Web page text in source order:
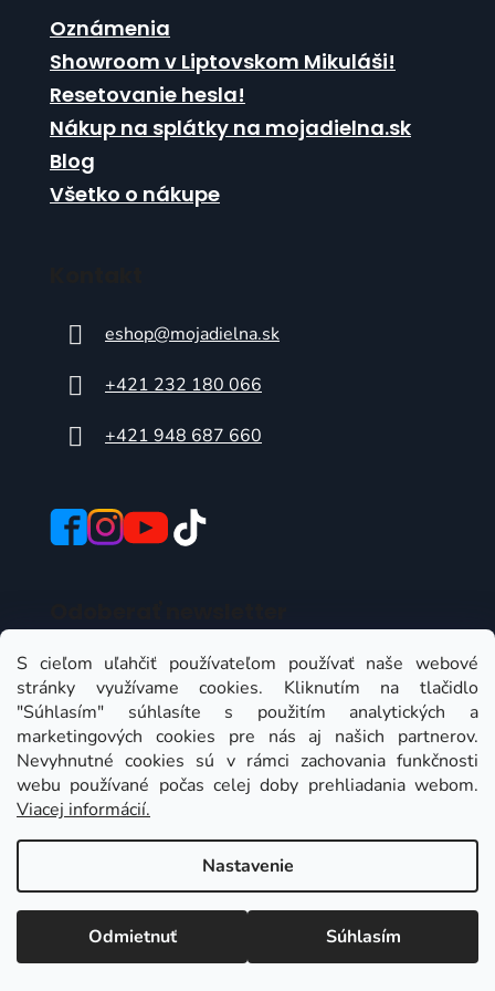
S cieľom uľahčiť používateľom používať naše webové
stránky využívame cookies. Kliknutím na tlačidlo
"Súhlasím" súhlasíte s použitím analytických a
marketingových cookies pre nás aj našich partnerov.
Nevyhnutné cookies sú v rámci zachovania funkčnosti
webu používané počas celej doby prehliadania webom.
Viacej informácií.
Nastavenie
Odmietnuť Súhlasím
Oznámenia
Showroom v Liptovskom Mikuláši!
Resetovanie hesla!
Nákup na splátky na mojadielna.sk
Blog
Všetko o nákupe
eshop@mojadielna.sk
+421 232 180 066
+421 948 687 660
Vložte svoj e-mail a my Vám budeme zasielať
informácie o nových produktoch na našom e-shope.
Email
Vložením e-mailu súhlasíte s podmienkami
ochrany osobných údajov
PRIHLÁSIŤ SA
Instagram